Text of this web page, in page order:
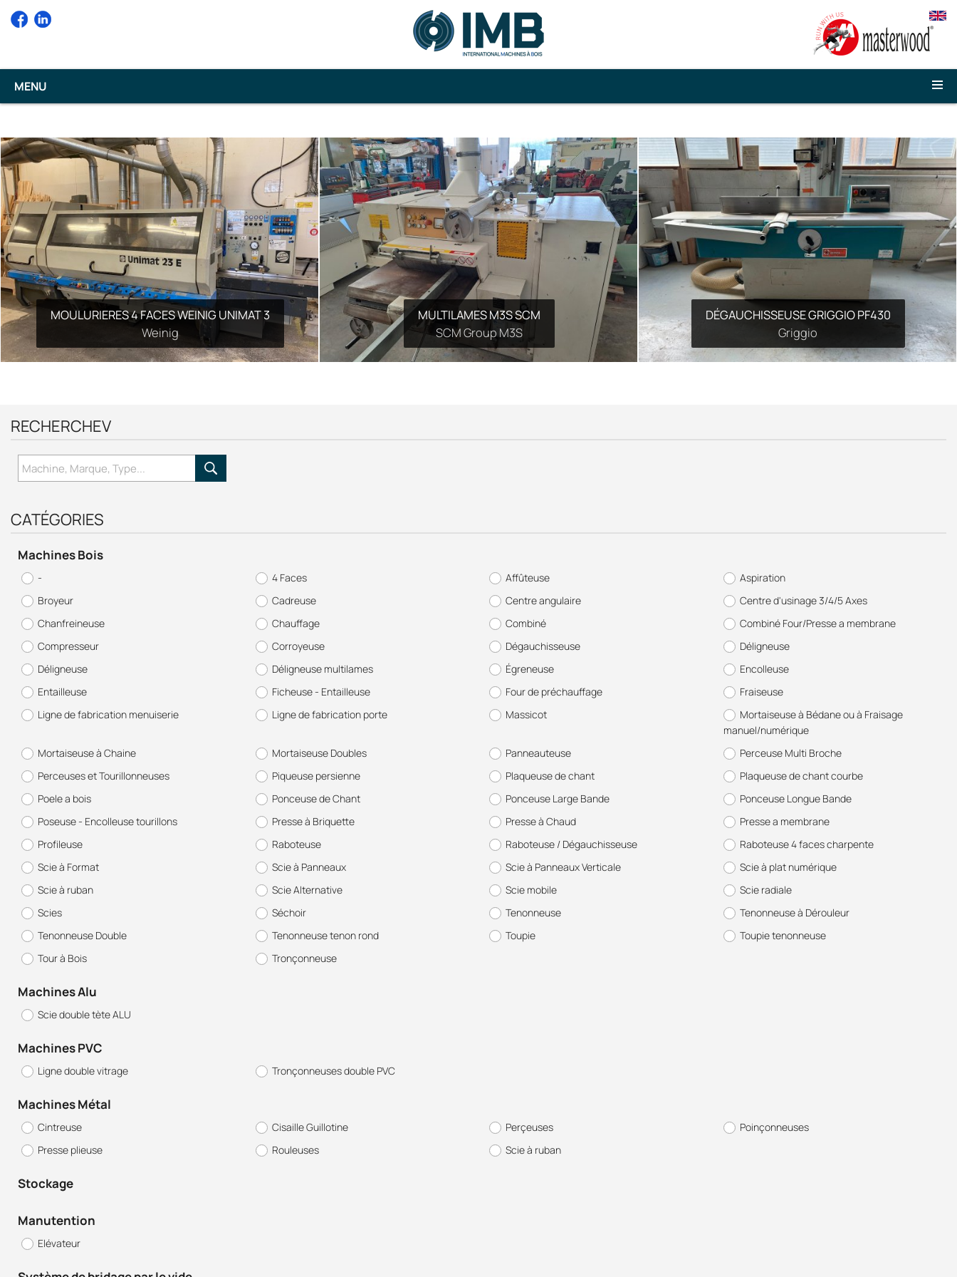
ttuu
MENU
MOULURIERES 4 FACES WEINIG UNIMAT 3
Weinig
MULTILAMES M3S SCM
SCM Group M3S
DÉGAUCHISSEUSE GRIGGIO PF430
Griggio
RECHERCHEV
CATÉGORIES
Machines Bois
- 4 Faces Affûteuse
Aspiration
Broyeur
Cadreuse Centre angulaire
Centre d'usinage 3/4/5 Axes
Chanfreineuse
Chauffage Combiné
Combiné Four/Presse a membrane
Compresseur
Corroyeuse Dégauchisseuse
Déligneuse
Déligneuse
Déligneuse multilames Égreneuse
Encolleuse
Entailleuse
Ficheuse - Entailleuse Four de préchauffage
Fraiseuse
Ligne de fabrication menuiserie
Ligne de fabrication porte Massicot
Mortaiseuse à Bédane ou à Fraisage
manuel/numérique
Mortaiseuse à Chaine
Mortaiseuse Doubles Panneauteuse
Perceuse Multi Broche
Perceuses et Tourillonneuses
Piqueuse persienne Plaqueuse de chant
Plaqueuse de chant courbe
Poele a bois
Ponceuse de Chant Ponceuse Large Bande
Ponceuse Longue Bande
Poseuse - Encolleuse tourillons
Presse à Briquette Presse à Chaud
Presse a membrane
Profileuse
Raboteuse Raboteuse / Dégauchisseuse
Raboteuse 4 faces charpente
Scie à Format
Scie à Panneaux Scie à Panneaux Verticale
Scie à plat numérique
Scie à ruban
Scie Alternative Scie mobile
Scie radiale
Scies
Séchoir Tenonneuse
Tenonneuse à Dérouleur
Tenonneuse Double
Tenonneuse tenon rond Toupie
Toupie tenonneuse
Tour à Bois
Tronçonneuse
Machines Alu
Scie double tète ALU
Machines PVC
Ligne double vitrage Tronçonneuses double PVC
Machines Métal
Cintreuse Cisaille Guillotine Perçeuses
Poinçonneuses
Presse plieuse
Rouleuses Scie à ruban
Stockage
Manutention
Elévateur